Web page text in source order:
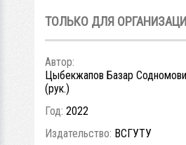
ТОЛЬКО ДЛЯ
Автор:
Цыбекжапов Базар
(рук.)
Год: 2022
Издательство: ВСГУТУ